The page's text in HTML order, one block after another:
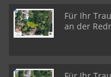
Für Ihr
an der